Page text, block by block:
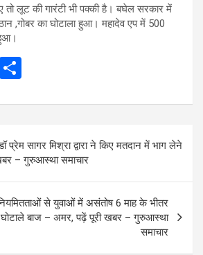
लूट की गारंटी भी पक्की है। बघेल सरकार में
,गोबर का घोटाला हुआ। महादेव एप में 500
E
ar
प्रेम सागर मिश्रा द्वारा ने किए मतदान में भाग लेने
– गुरुआस्था समाचार
से युवाओं में असंतोष 6 माह के भीतर
बाज – अमर, पढ़ें पूरी खबर – गुरुआस्था
समाचार